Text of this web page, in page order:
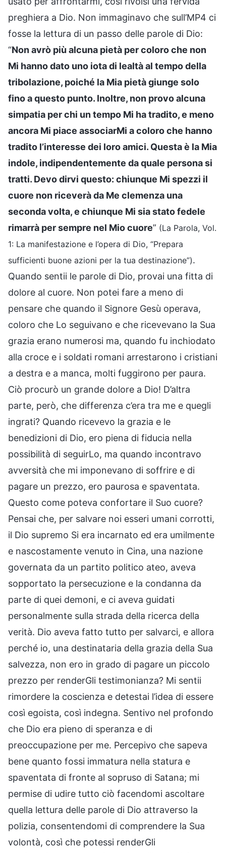
preghiera a Dio. Non immaginavo che sull’MP4 ci
fosse la lettura di un passo delle parole di Dio:
“Non avrò più alcuna pietà per coloro che non
Mi hanno dato uno iota di lealtà al tempo della
tribolazione, poiché la Mia pietà giunge solo
fino a questo punto. Inoltre, non provo alcuna
simpatia per chi un tempo Mi ha tradito, e meno
ancora Mi piace associarMi a coloro che hanno
tradito l’interesse dei loro amici. Questa è la Mia
indole, indipendentemente da quale persona si
tratti. Devo dirvi questo: chiunque Mi spezzi il
cuore non riceverà da Me clemenza una
seconda volta, e chiunque Mi sia stato fedele
rimarrà per sempre nel Mio cuore” (La Parola, Vol.
1: La manifestazione e l’opera di Dio, “Prepara
sufficienti buone azioni per la tua destinazione”).
Quando sentii le parole di Dio, provai una fitta di
dolore al cuore. Non potei fare a meno di
pensare che quando il Signore Gesù operava,
coloro che Lo seguivano e che ricevevano la Sua
grazia erano numerosi ma, quando fu inchiodato
alla croce e i soldati romani arrestarono i cristiani
a destra e a manca, molti fuggirono per paura.
Ciò procurò un grande dolore a Dio! D’altra
parte, però, che differenza c’era tra me e quegli
ingrati? Quando ricevevo la grazia e le
benedizioni di Dio, ero piena di fiducia nella
possibilità di seguirLo, ma quando incontravo
avversità che mi imponevano di soffrire e di
pagare un prezzo, ero paurosa e spaventata.
Questo come poteva confortare il Suo cuore?
Pensai che, per salvare noi esseri umani corrotti,
il Dio supremo Si era incarnato ed era umilmente
e nascostamente venuto in Cina, una nazione
governata da un partito politico ateo, aveva
sopportato la persecuzione e la condanna da
parte di quei demoni, e ci aveva guidati
personalmente sulla strada della ricerca della
verità. Dio aveva fatto tutto per salvarci, e allora
perché io, una destinataria della grazia della Sua
salvezza, non ero in grado di pagare un piccolo
prezzo per renderGli testimonianza? Mi sentii
rimordere la coscienza e detestai l’idea di essere
così egoista, così indegna. Sentivo nel profondo
che Dio era pieno di speranza e di
preoccupazione per me. Percepivo che sapeva
bene quanto fossi immatura nella statura e
spaventata di fronte al sopruso di Satana; mi
permise di udire tutto ciò facendomi ascoltare
quella lettura delle parole di Dio attraverso la
polizia, consentendomi di comprendere la Sua
volontà, così che potessi renderGli